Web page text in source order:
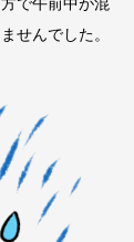
で午前中が混
せんでした。